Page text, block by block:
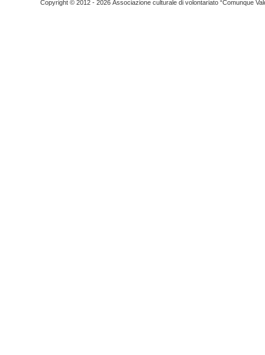
Copyright © 2012 - 2026 Associazione culturale di volontariato “Comunque